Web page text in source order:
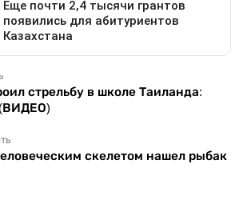
стрельбу в школе Таиланда:
скелетом нашел рыбак